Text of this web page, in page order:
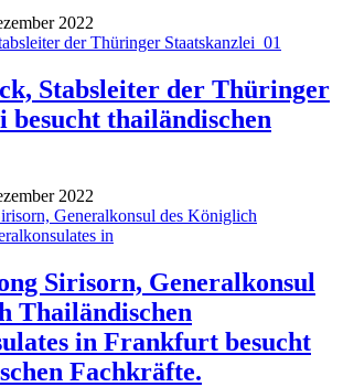
2022
Stabsleiter der Thüringer
besucht thailändischen
2022
Sirisorn, Generalkonsul
Thailändischen
in Frankfurt besucht
Fachkräfte.